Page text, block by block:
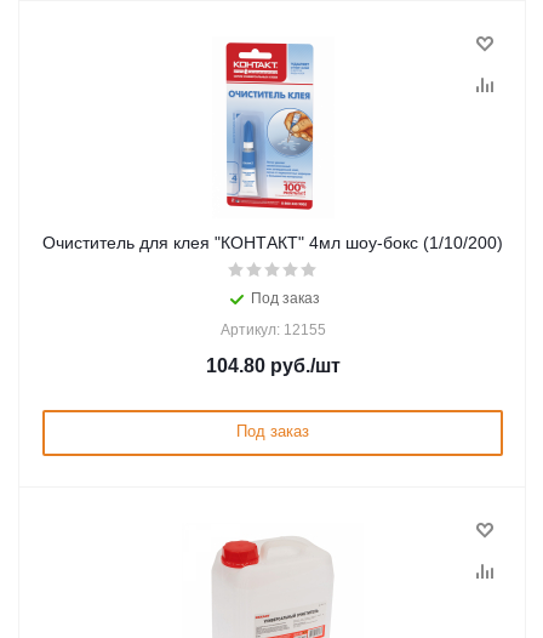
Очиститель для клея "КОНТАКТ" 4мл шоу-бокс (1/10/200)
Под заказ
Артикул: 12155
104.80руб./шт
Под заказ